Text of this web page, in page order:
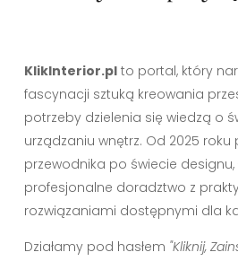
KlikInterior.plto portal, który
fascynacji sztuką kreowania
potrzeby dzielenia się wiedzą o
urządzaniu wnętrz. Od 2025 roku
przewodnika po świecie designu,
profesjonalne doradztwo z
rozwiązaniami dostępnymi dla
Działamy pod hasłem "Kliknij,